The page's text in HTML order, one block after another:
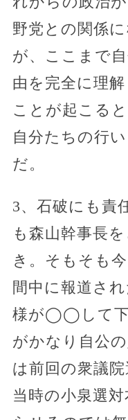
野党との関係
が、ここまで
由を完全に理
ことが起こる
自分たちの行
だ。
3、石破にも責
も森山幹事長
き。そもそも
間中に報道さ
様が◯◯して下
がかなり自公
は前回の衆議
当時の小泉選